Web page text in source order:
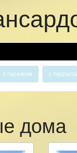
с гаражом с
дома